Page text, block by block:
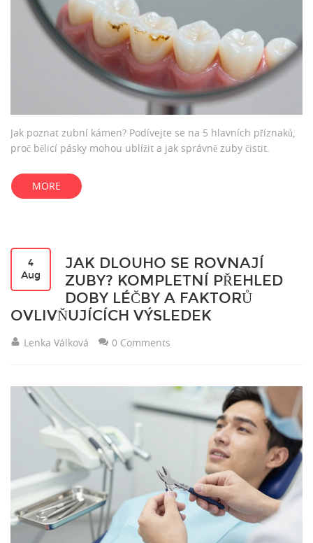
Jak poznat zubní kámen? Podívejte se na 5 hlavních příznaků,
proč bělicí pásky mohou ublížit a jak správně zuby čistit.
MORE
4
Aug
JAK DLOUHO SE ROVNAJÍ
ZUBY? KOMPLETNÍ PŘEHLED
DOBY LÉČBY A FAKTORŮ
OVLIVŇUJÍCÍCH VÝSLEDEK
Lenka Válková 0 Comments